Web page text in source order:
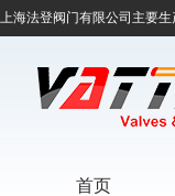
上海法登阀门有限公司主要
首页